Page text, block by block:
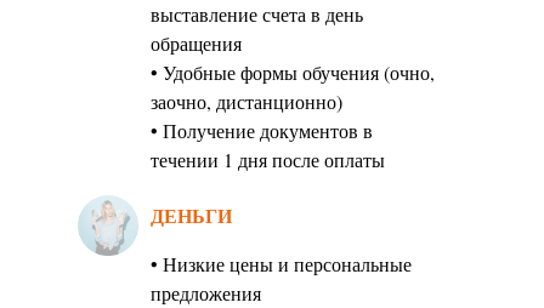
выставление счета в день
обращения
• Удобные формы обучения (очно,
заочно, дистанционно)
• Получение документов в
течении 1 дня после оплаты
ДЕНЬГИ
• Низкие цены и персональные
предложения